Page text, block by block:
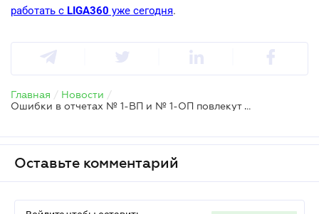
работать с LIGA360 уже сегодня.
Главная / Новости /
Ошибки в отчетах № 1-ВП и № 1-ОП повлекут за собой штрафы
Оставьте комментарий